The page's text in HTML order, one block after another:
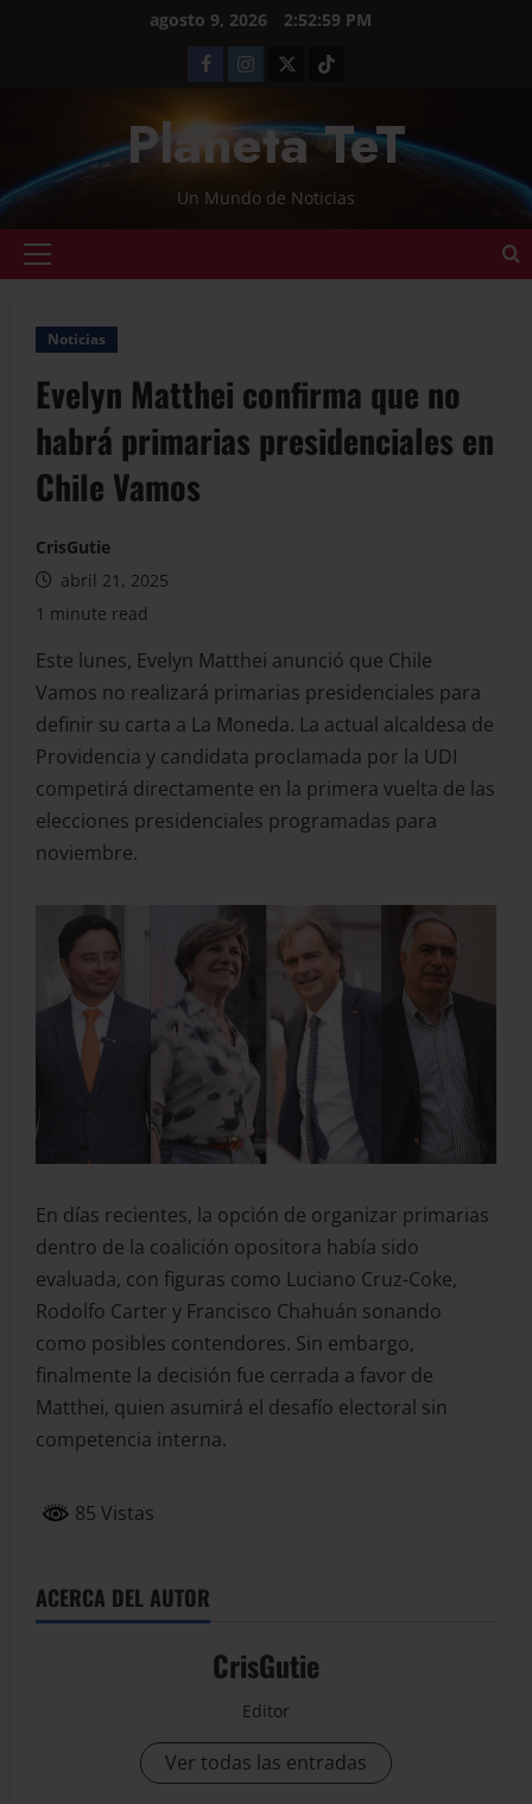
agosto 9, 2026 2:53:00 PM
Planeta TeT
Un Mundo de Noticias
Noticias
Evelyn Matthei confirma que no
habrá primarias presidenciales en
Chile Vamos
CrisGutie
abril 21, 2025
1 minute read
Este lunes, Evelyn Matthei anunció que Chile
Vamos no realizará primarias presidenciales para
definir su carta a La Moneda. La actual alcaldesa de
Providencia y candidata proclamada por la UDI
competirá directamente en la primera vuelta de las
elecciones presidenciales programadas para
noviembre.
En días recientes, la opción de organizar primarias
dentro de la coalición opositora había sido
evaluada, con figuras como Luciano Cruz-Coke,
Rodolfo Carter y Francisco Chahuán sonando
como posibles contendores. Sin embargo,
finalmente la decisión fue cerrada a favor de
Matthei, quien asumirá el desafío electoral sin
competencia interna.
85 Vistas
ACERCA DEL AUTOR
CrisGutie
Editor
Ver todas las entradas